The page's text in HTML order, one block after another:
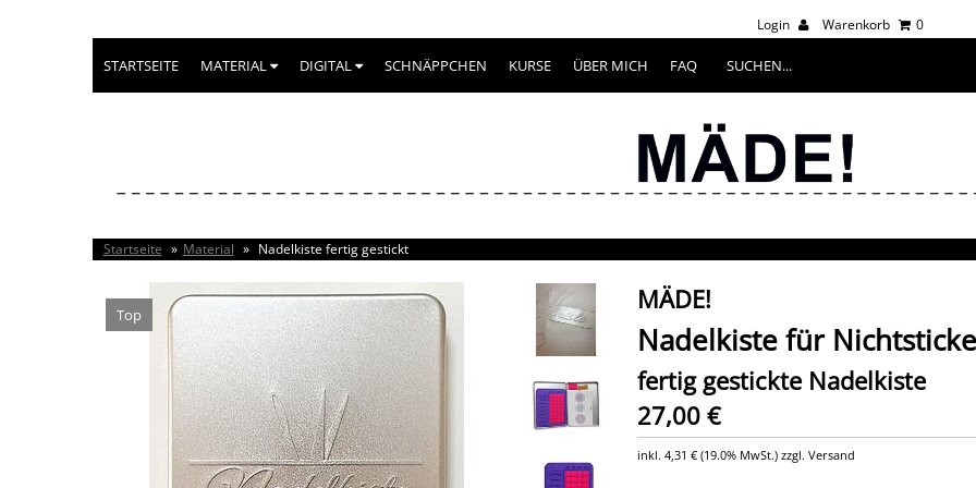
Login Warenkorb 0
STARTSEITE MATERIAL DIGITAL SCHNÄPPCHEN KURSE ÜBER MICH FAQ
Startseite » Material » Nadelkiste fertig gestickt
Top MÄDE!
Nadelkiste für
fertig gestickte Nadelkiste
27,00 €
inkl. 4,31 €(19.0% MwSt.) zzgl. Versand